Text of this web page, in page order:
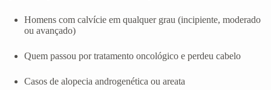
Homens com calvície em qualquer grau (incipiente, moderado
ou avançado)
Quem passou por tratamento oncológico e perdeu cabelo
Casos de alopecia androgenética ou areata